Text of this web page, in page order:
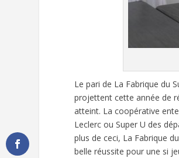
Le pari de La Fabrique du
projettent cette année de
atteint. La coopérative
Leclerc ou Super U des
plus de ceci, La Fabrique
belle réussite pour une si